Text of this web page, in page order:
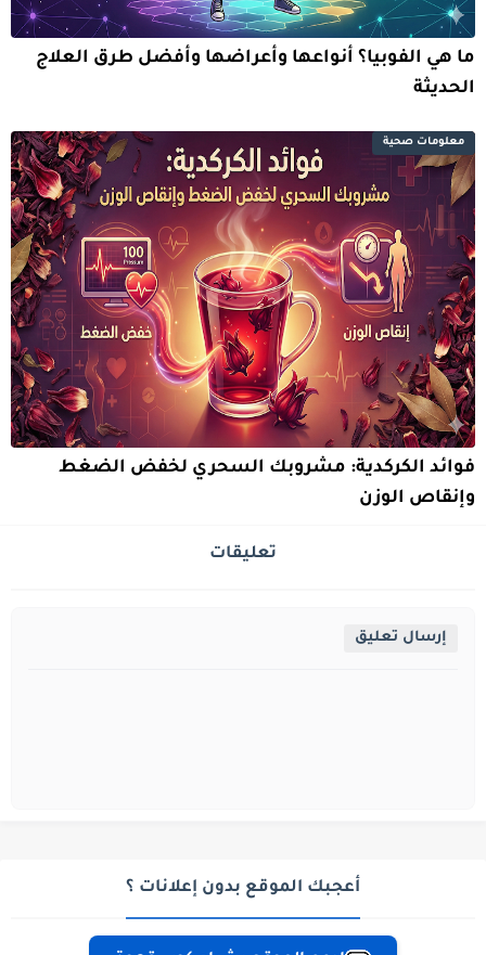
ما هي الفوبيا؟ أنواعها وأعراضها وأفضل طرق العلاج
الحديثة
معلومات صحية
فوائد الكركدية: مشروبك السحري لخفض الضغط
وإنقاص الوزن
تعليقات
إرسال تعليق
أعجبك الموقع بدون إعلانات ؟